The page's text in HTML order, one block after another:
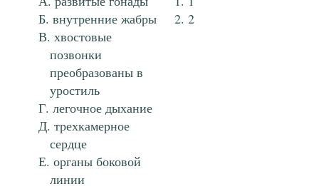
внутренние жабры
хвостовые
позвонки
преобразованы в
уростиль
легочное дыхание
трехкамерное
сердце
органы боковой
линии
2